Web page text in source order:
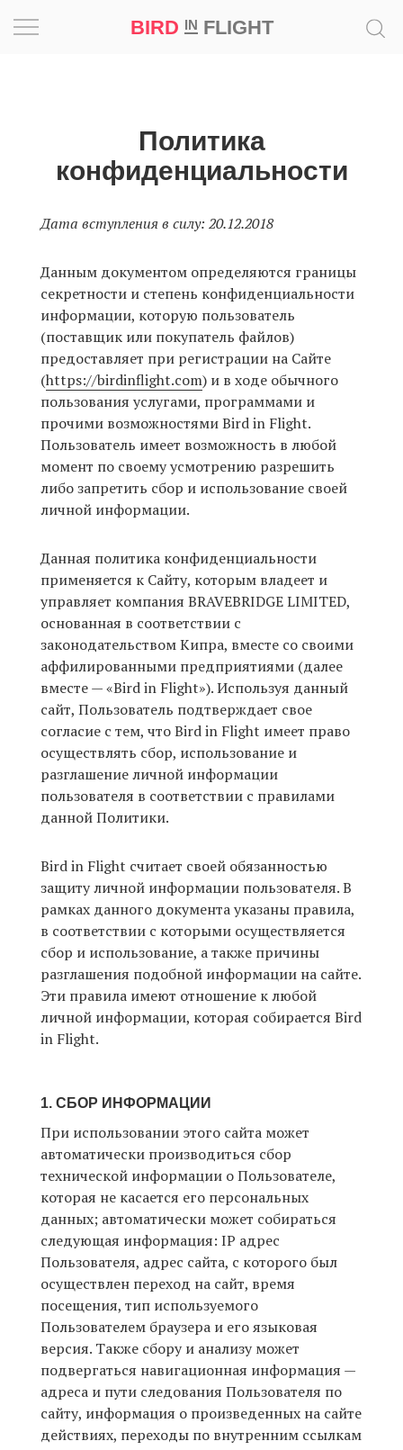
BIRD INFLIGHT
Политика
конфиденциальности
Дата вступления в силу: 20.12.2018
Данным документом определяются границы
секретности и степень конфиденциальности
информации, которую пользователь
(поставщик или покупатель файлов)
предоставляет при регистрации на Сайте
(https://birdinflight.com) и в ходе обычного
пользования услугами, программами и
прочими возможностями Bird in Flight.
Пользователь имеет возможность в любой
момент по своему усмотрению разрешить
либо запретить сбор и использование своей
личной информации.
Данная политика конфиденциальности
применяется к Сайту, которым владеет и
управляет компания BRAVEBRIDGE LIMITED,
основанная в соответствии с
законодательством Кипра, вместе со своими
аффилированными предприятиями (далее
вместе — «Bird in Flight»). Используя данный
сайт, Пользователь подтверждает свое
согласие с тем, что Bird in Flight имеет право
осуществлять сбор, использование и
разглашение личной информации
пользователя в соответствии с правилами
данной Политики.
Bird in Flight считает своей обязанностью
защиту личной информации пользователя. В
рамках данного документа указаны правила,
в соответствии с которыми осуществляется
сбор и использование, а также причины
разглашения подобной информации на сайте.
Эти правила имеют отношение к любой
личной информации, которая собирается Bird
in Flight.
1. СБОР ИНФОРМАЦИИ
При использовании этого сайта может
автоматически производиться сбор
технической информации о Пользователе,
которая не касается его персональных
данных; автоматически может собираться
следующая информация: IP адрес
Пользователя, адрес сайта, с которого был
осуществлен переход на сайт, время
посещения, тип используемого
Пользователем браузера и его языковая
версия. Также сбору и анализу может
подвергаться навигационная информация —
адреса и пути следования Пользователя по
сайту, информация о произведенных на сайте
действиях, переходы по внутренним ссылкам